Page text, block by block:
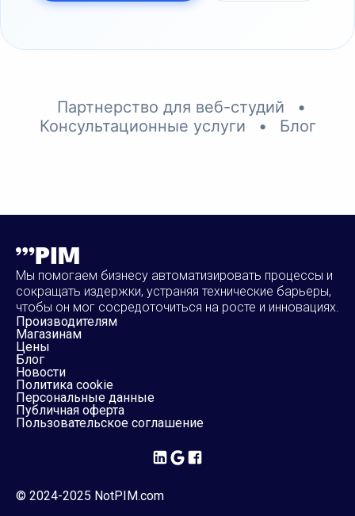
Партнерство для веб-студий
•
Консультационные услуги
• Блог
Мы помогаем бизнесу автоматизировать процессы и
сокращать издержки, устраняя технические барьеры,
чтобы он мог сосредоточиться на росте и инновациях.
Производителям
Магазинам
Цены
Блог
Новости
Политика cookie
Персональные данные
Публичная оферта
Пользовательское соглашение
© 2024-2025 NotPIM.com